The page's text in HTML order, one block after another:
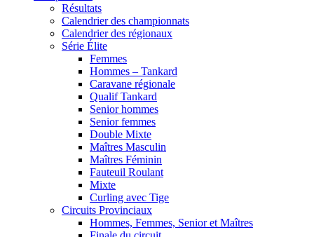
Résultats
Calendrier des championnats
Calendrier des régionaux
Série Élite
Femmes
Hommes – Tankard
Caravane régionale
Qualif Tankard
Senior hommes
Senior femmes
Double Mixte
Maîtres Masculin
Maîtres Féminin
Fauteuil Roulant
Mixte
Curling avec Tige
Circuits Provinciaux
Hommes, Femmes, Senior et Maîtres